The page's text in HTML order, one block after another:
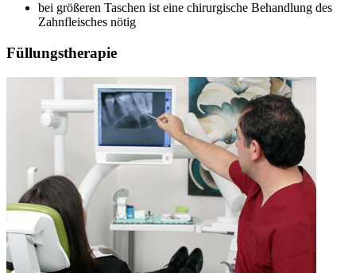
bei größeren Taschen ist eine chirurgische Behandlung des
Zahnfleisches nötig
Füllungstherapie